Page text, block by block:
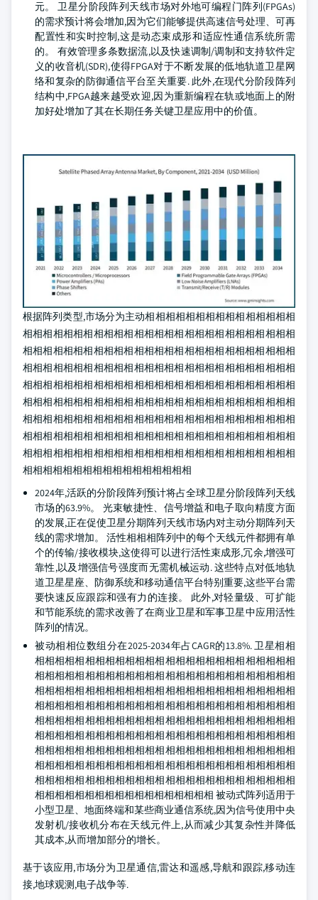
元。 卫星分阶段阵列天线市场对外地可编程门阵列(FPGAs)
的需求预计将会增加,因为它们能够提供高速信号处理、可再
配置性和实时控制,这是动态束成形和适应性通信系统所需
的。 有效管理多条数据流,以及快速调制/调制和支持软件定
义的收音机(SDR),使得FPGA对于不断发展的低地轨道卫星网
络和复杂的防御通信平台至关重要. 此外,在现代分阶段阵列
结构中,FPGA越来越受欢迎,因为重新编程在轨或地面上的附
加好处增加了其在长期任务关键卫星应用中的价值。
根据阵列类型,市场分为主动相相相相相相相相相相相相相相相
相相相相相相相相相相相相相相相相相相相相相相相相相相相
相相相相相相相相相相相相相相相相相相相相相相相相相相相
相相相相相相相相相相相相相相相相相相相相相相相相相相相
相相相相相相相相相相相相相相相相相相相相相相相相相相相
相相相相相相相相相相相相相相相相相相相相相相相相相相相
相相相相相相相相相相相相相相相相相相相相相相相相相相相
相相相相相相相相相相相相相相相相相相相相相相相相相相相
相相相相相相相相相相相相相相相相相相相相相相相相相相相
相相相相相相相相相相相相相相相相相
2024年,活跃的分阶段阵列预计将占全球卫星分阶段阵列天线
市场的63.9%。 光束敏捷性、信号增益和电子取向精度方面
的发展,正在促使卫星分期阵列天线市场内对主动分期阵列天
线的需求增加。 活性相相相阵列中的每个天线元件都拥有单
个的传输/接收模块,这使得可以进行活性束成形,冗余,增强可
靠性,以及增强信号强度而无需机械运动. 这些特点对低地轨
道卫星星座、防御系统和移动通信平台特别重要,这些平台需
要快速反应跟踪和强有力的连接。 此外,对轻量级、可扩能
和节能系统的需求改善了在商业卫星和军事卫星中应用活性
阵列的情况。
被动相相位数组分在2025-2034年占CAGR的13.8%. 卫星相相
相相相相相相相相相相相相相相相相相相相相相相相相相相
相相相相相相相相相相相相相相相相相相相相相相相相相相
相相相相相相相相相相相相相相相相相相相相相相相相相相
相相相相相相相相相相相相相相相相相相相相相相相相相相
相相相相相相相相相相相相相相相相相相相相相相相相相相
相相相相相相相相相相相相相相相相相相相相相相相相相相
相相相相相相相相相相相相相相相相相相相相相相相相相相
相相相相相相相相相相相相相相相相相相相相相相相相相相
相相相相相相相相相相相相相相相相相相相相相相相相相相
相相相相相相相相相相相相相相相相相相 被动式阵列适用于
小型卫星、地面终端和某些商业通信系统,因为信号使用中央
发射机/接收机分布在天线元件上,从而减少其复杂性并降低
其成本,从而增加部分的增长。
基于该应用,市场分为卫星通信,雷达和遥感,导航和跟踪,移动连
接,地球观测,电子战争等.